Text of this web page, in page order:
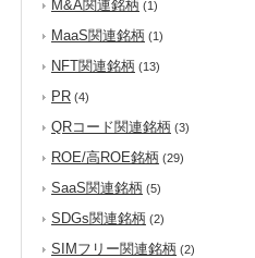
M&A関連銘柄 (1)
MaaS関連銘柄 (1)
NFT関連銘柄 (13)
PR (4)
QRコード関連銘柄 (3)
ROE/高ROE銘柄 (29)
SaaS関連銘柄 (5)
SDGs関連銘柄 (2)
SIMフリー関連銘柄 (2)